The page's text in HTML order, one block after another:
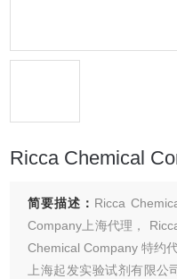
Ricca Chemical
简要描述： Ricca
Company上海代理，
Chemical Company 特约
上海起发实验试剂有限